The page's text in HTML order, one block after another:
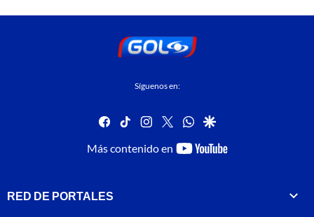
Síguenos en:
facebook
tiktok instagram
twitterwhatsapp
google
Más contenido en
youtube-
RED DE PORTALES